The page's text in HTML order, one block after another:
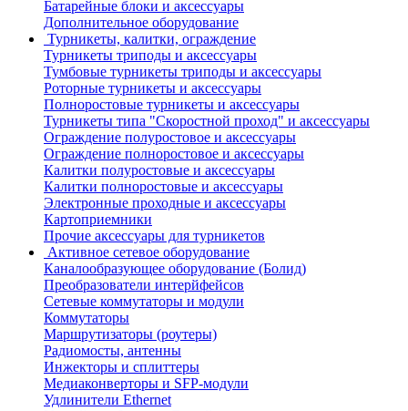
Батарейные блоки и аксессуары
Дополнительное оборудование
Турникеты, калитки, ограждение
Турникеты триподы и аксессуары
Тумбовые турникеты триподы и аксессуары
Роторные турникеты и аксессуары
Полноростовые турникеты и аксессуары
Турникеты типа "Скоростной проход" и аксессуары
Ограждение полуростовое и аксессуары
Ограждение полноростовое и аксессуары
Калитки полуростовые и аксессуары
Калитки полноростовые и аксессуары
Электронные проходные и аксессуары
Картоприемники
Прочие аксессуары для турникетов
Активное сетевое оборудование
Каналообразующее оборудование (Болид)
Преобразователи интерйфейсов
Сетевые коммутаторы и модули
Коммутаторы
Маршрутизаторы (роутеры)
Радиомосты, антенны
Инжекторы и сплиттеры
Медиаконверторы и SFP-модули
Удлинители Ethernet